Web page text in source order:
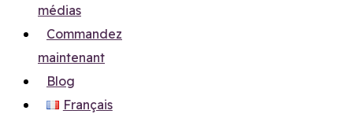
médias
Commandez
maintenant
Blog
Français